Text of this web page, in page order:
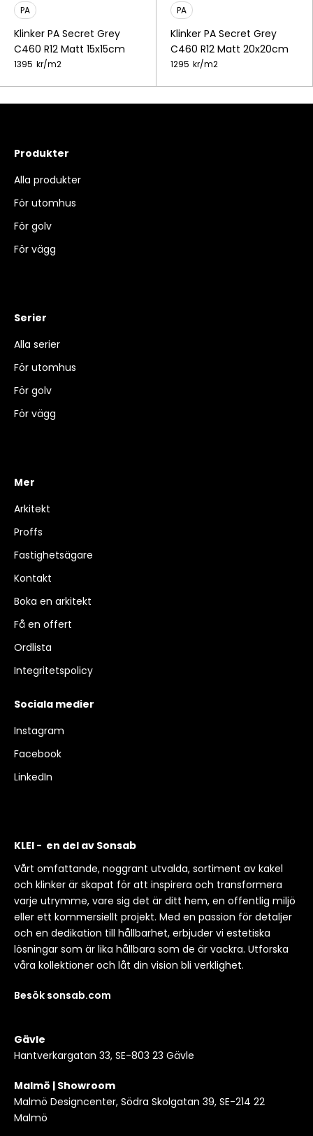
PA
Klinker PA Secret Grey
C460 R12 Matt 15x15cm
1395 kr/m2
PA
Klinker PA Secret Grey
C460 R12 Matt 20x20cm
1295 kr/m2
Produkter
Alla produkter
För utomhus
För golv
För vägg
Serier
Alla serier
För utomhus
För golv
För vägg
Mer
Arkitekt
Proffs
Fastighetsägare
Kontakt
Boka en arkitekt
Få en offert
Ordlista
Integritetspolicy
Sociala medier
Instagram
Facebook
LinkedIn
KLEI - en del av Sonsab
Vårt omfattande, noggrant utvalda, sortiment av kakel
och klinker är skapat för att inspirera och transformera
varje utrymme, vare sig det är ditt hem, en offentlig miljö
eller ett kommersiellt projekt. Med en passion för detaljer
och en dedikation till hållbarhet, erbjuder vi estetiska
lösningar som är lika hållbara som de är vackra. Utforska
våra kollektioner och låt din vision bli verklighet.
Besök sonsab.com
Gävle
Hantverkargatan 33, SE-803 23 Gävle
Malmö | Showroom
Malmö Designcenter, Södra Skolgatan 39, SE-214 22
Malmö